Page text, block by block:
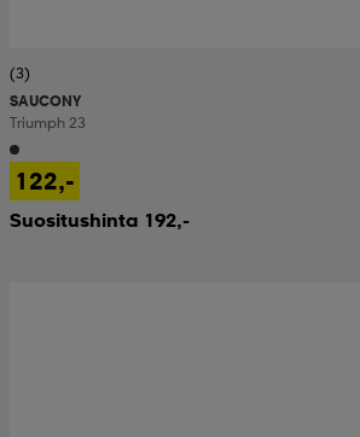
(3)
SAUCONY
Triumph 23
122,-
Suositushinta 192,-